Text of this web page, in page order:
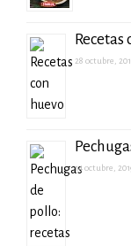
Recetas
28 octubre,
14 octubre,